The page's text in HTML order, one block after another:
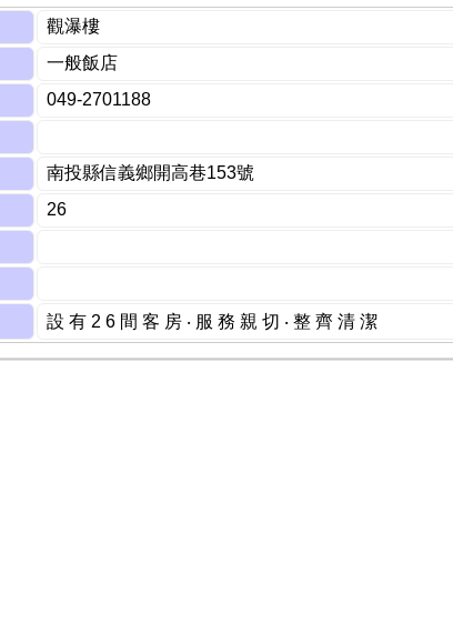
觀瀑樓
一般飯店
049-2701188
南投縣信義鄉開高巷153號
26
設 有 2 6 間 客 房 ‧ 服 務 親 切 ‧ 整 齊 清 潔